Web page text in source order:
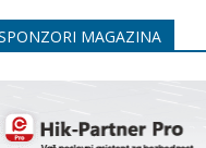
MAGAZINA